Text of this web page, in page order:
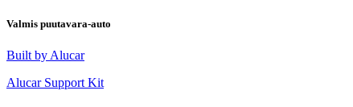
Valmis puutavara-auto
Built by Alucar
Alucar Support Kit